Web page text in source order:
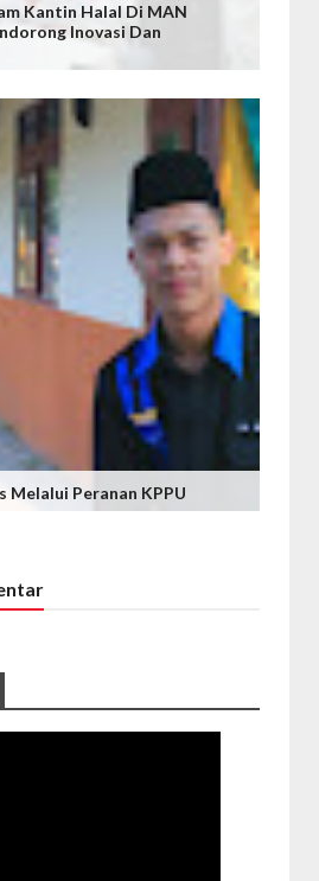
Kantin Halal Di MAN
Inovasi Dan
Melalui Peranan KPPU